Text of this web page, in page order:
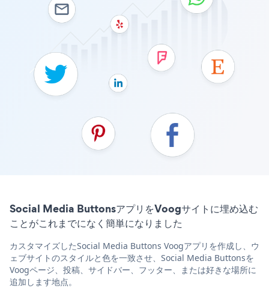
Social Media ButtonsアプリをVoogサイトに埋め込む
ことがこれまでになく簡単になりました
カスタマイズしたSocial Media Buttons Voogアプリを作成し、ウ
ェブサイトのスタイルと色を一致させ、Social Media Buttonsを
Voogページ、投稿、サイドバー、フッター、または好きな場所に
追加します地点。